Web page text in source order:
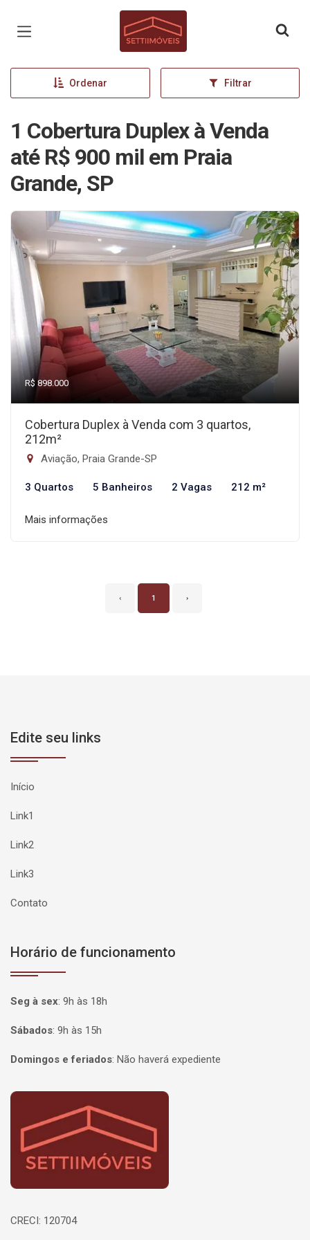
Página inicial
Ordenar Filtrar
1 Cobertura Duplex à Venda
até R$ 900 mil em Praia
Grande, SP
R$ 898.000
Cobertura Duplex à Venda com 3 quartos,
212m²
Aviação, Praia Grande-SP
3 Quartos 5 Banheiros 2 Vagas 212 m²
Mais informações
‹ 1 ›
Edite seu links
Início
Link1
Link2
Link3
Contato
Horário de funcionamento
Seg à sex: 9h às 18h
Sábados: 9h às 15h
Domingos e feriados: Não haverá expediente
Página inicial
CRECI: 120704